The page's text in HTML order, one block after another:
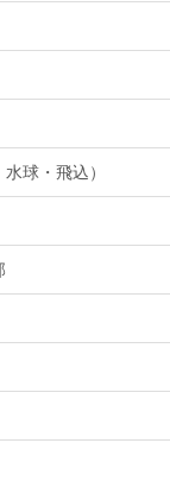
球・飛込）